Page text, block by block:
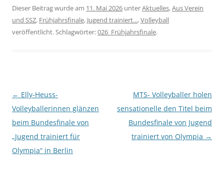
Dieser Beitrag wurde am 11. Mai 2026 unterAktuelles,Aus Verein
und SSZ, Frühjahrsfinale, Jugend trainiert...,Volleyball
veröffentlicht. Schlagwörter:026_Frühjahrsfinale.
Beitragsnavigation
← Elly-Heuss-
Volleyballerinnen glänzen
beim Bundesfinale von
„Jugend trainiert für
Olympia“ in Berlin
MTS- Volleyballer holen
sensationelle den Titel beim
Bundesfinale von Jugend
trainiert von Olympia →